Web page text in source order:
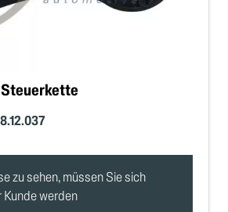
zu sehen, müssen Sie sich
werden